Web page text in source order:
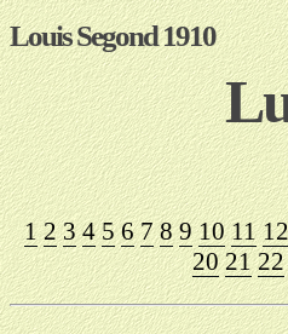
Louis Segond 1910
1 2 3 4 5 6 7 8 9 10 11 12
20 21 22